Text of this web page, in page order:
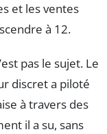
et les ventes
à 12.
pas le sujet. Le
discret a piloté
à travers des
il a su, sans